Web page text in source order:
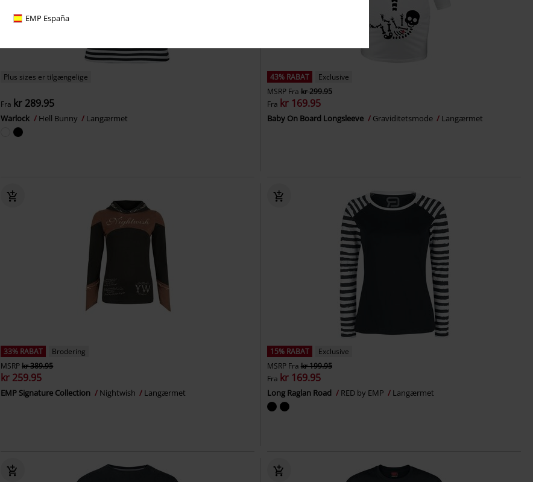
EMP España
Plus sizes er tilgængelige
Fra kr 289.95
Warlock Hell Bunny Langærmet
43% RABAT
Exclusive
MSRP Fra kr 299.95
Fra kr 169.95
Baby On Board Longsleeve Graviditetsmode Langærmet
33% RABAT
Brodering
MSRPkr 389.95
kr 259.95
EMP Signature Collection Nightwish Langærmet
15% RABAT
Exclusive
MSRP Fra kr 199.95
Fra kr 169.95
Long Raglan Road RED by EMP Langærmet